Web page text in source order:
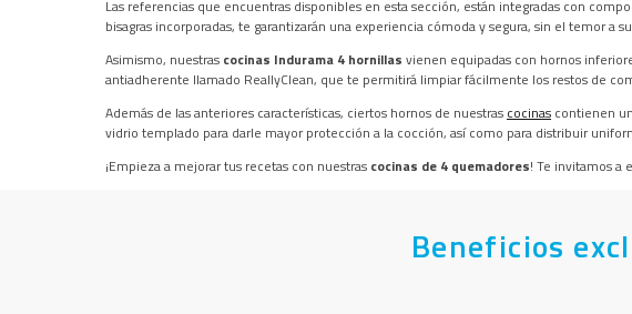
Las referencias que encuentras disponibles en esta sección, están integradas con
bisagras incorporadas, te garantizarán una experiencia cómoda y segura, sin el temor a
Asimismo, nuestras cocinas Indurama 4 hornillas vienen equipadas con hornos
antiadherente llamado ReallyClean, que te permitirá limpiar fácilmente los restos de
Además de las anteriores características, ciertos hornos de nuestras cocinas contienen
vidrio templado para darle mayor protección a la cocción, así como para distribuir
¡Empieza a mejorar tus recetas con nuestras cocinas de 4 quemadores! Te invitamos a
Beneficios